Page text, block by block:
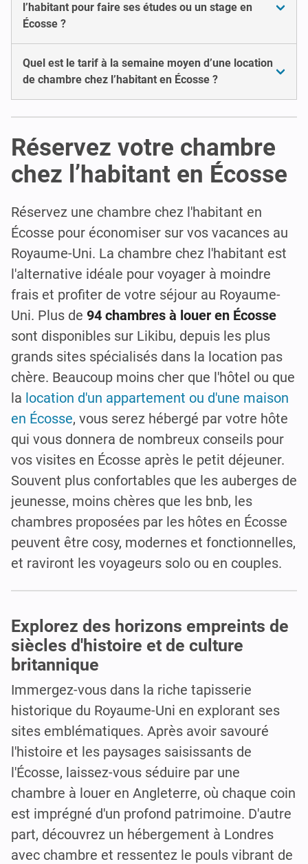
l’habitant pour faire ses études ou un stage en
Écosse ?
Quel est le tarif à la semaine moyen d’une location
de chambre chez l’habitant en Écosse ?
Réservez votre chambre
chez l’habitant en Écosse
Réservez une chambre chez l'habitant en
Écosse pour économiser sur vos vacances au
Royaume-Uni. La chambre chez l'habitant est
l'alternative idéale pour voyager à moindre
frais et profiter de votre séjour au Royaume-
Uni. Plus de 94 chambres à louer en Écosse
sont disponibles sur Likibu, depuis les plus
grands sites spécialisés dans la location pas
chère. Beaucoup moins cher que l'hôtel ou que
la location d'un appartement ou d'une maison
en Écosse, vous serez hébergé par votre hôte
qui vous donnera de nombreux conseils pour
vos visites en Écosse après le petit déjeuner.
Souvent plus confortables que les auberges de
jeunesse, moins chères que les bnb, les
chambres proposées par les hôtes en Écosse
peuvent être cosy, modernes et fonctionnelles,
et raviront les voyageurs solo ou en couples.
Explorez des horizons empreints de
siècles d'histoire et de culture
britannique
Immergez-vous dans la riche tapisserie
historique du Royaume-Uni en explorant ses
sites emblématiques. Après avoir savouré
l'histoire et les paysages saisissants de
l'Écosse, laissez-vous séduire par une
chambre à louer en Angleterre, où chaque coin
est imprégné d'un profond patrimoine. D'autre
part, découvrez un hébergement à Londres
avec chambre et ressentez le pouls vibrant de